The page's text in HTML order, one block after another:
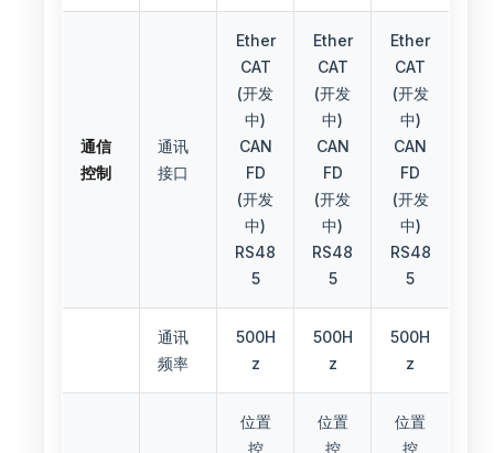
通信
控制
通讯
接口
Ether
CAT
(开发
中)
CAN
FD
(开发
中)
RS48
5
Ether
CAT
(开发
中)
CAN
FD
(开发
中)
RS48
5
Ether
CAT
(开发
中)
CAN
FD
(开发
中)
RS48
5
通讯
频率
500H
z
500H
z
500H
z
位置
控
位置
控
位置
控